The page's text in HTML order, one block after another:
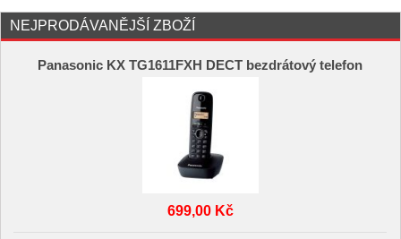
NEJPRODÁVANĚJŠÍ ZBOŽÍ
Panasonic KX TG1611FXH DECT bezdrátový telefon
699,00 Kč